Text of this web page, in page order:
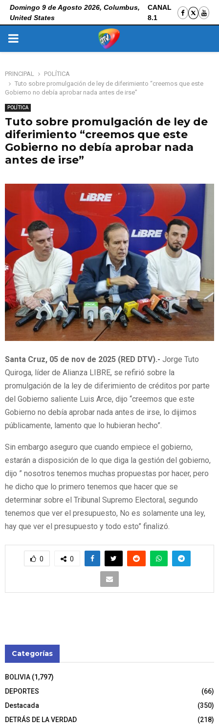
Domingo 9 de Agosto 2026, Columbus,
United States
CANAL
8.1
PRIMARY
PRINCIPAL
POLÍTICA
Tuto sobre promulgación de ley de diferimiento “creemos que este
Gobierno no debía aprobar nada antes de irse”
POLÍTICA
Tuto sobre promulgación de ley de
diferimiento “creemos que este
Gobierno no debía aprobar nada
antes de irse”
Santa Cruz, 05 de nov de 2025 (RED DTV).- ‎Jorge Tuto
Quiroga, líder de Alianza LIBRE, se refirió sobre la
promulgación de la ley de diferimiento de créditos por parte
del Gobierno saliente Luis Arce, dijo “creemos que este
Gobierno no debía aprobar nada antes de irse, lo dijimos
públicamente, lamento que lo hubieran hecho”.
‎Sin embargo aseguro que cuando empiece el gobierno,
estarán a disposición de lo que diga la gestión del gobierno,
dijo ” nosotros tenemos muchas propuestas por hacer, pero
he dicho que lo primero tenemos que hacer que se
determinar sobre el Tribunal Supremo Electoral, segundo
tenemos que ver el presupuesto, No es solamente una ley,
hay que ver el presupuesto y todo esto” finalizó.
0 0
Categorías
BOLIVIA (1,797)
DEPORTES
(66)
Destacada
(350)
DETRÁS DE LA VERDAD
(218)